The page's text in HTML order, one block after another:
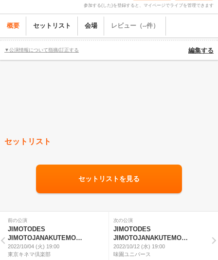
参加する(した)を登録すると、マイページでライブを管理できます
概要 セットリスト 会場 レビュー（--件）
▼公演情報について指摘/訂正する 編集する
セットリスト
セットリストを見る
前の公演
JIMOTODES
JIMOTOJANAKUTEMO
JIMOTODES
2022/10/04 (火) 19:00
東京キネマ倶楽部
次の公演
JIMOTODES
JIMOTOJANAKUTEMO
JIMOTODES
2022/10/12 (水) 19:00
味園ユニバース